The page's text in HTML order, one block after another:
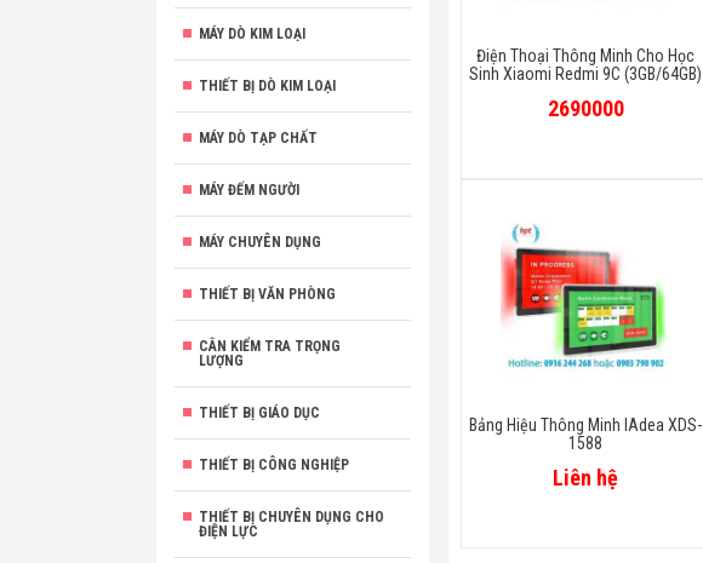
MÁY DÒ KIM LOẠI
THIẾT BỊ DÒ KIM LOẠI
MÁY DÒ TẠP CHẤT
MÁY ĐẾM NGƯỜI
MÁY CHUYÊN DỤNG
THIẾT BỊ VĂN PHÒNG
CÂN KIỂM TRA TRỌNG
LƯỢNG
THIẾT BỊ GIÁO DỤC
THIẾT BỊ CÔNG NGHIỆP
THIẾT BỊ CHUYÊN DỤNG CHO
ĐIỆN LỰC
Điện Thoại Thông Minh Cho Học
Sinh Xiaomi Redmi 9C (3GB/64GB)
2690000
Bảng Hiệu Thông Minh IAdea XDS-
1588
Liên hệ